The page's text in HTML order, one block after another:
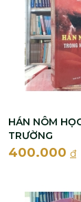
HÁN NÔM
TRƯỜNG
400.000 đ